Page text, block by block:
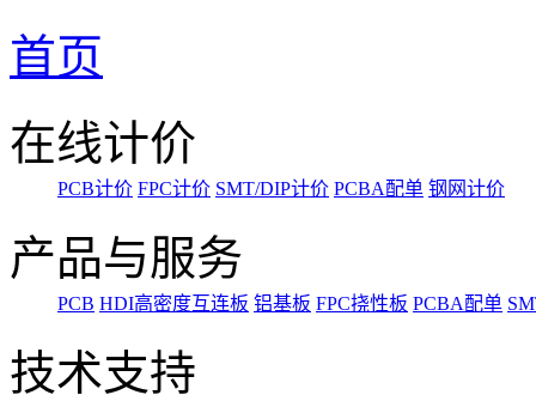
首页
在线计价
PCB计价 FPC计价 SMT/DIP计价 PCBA配单 钢网计价
产品与服务
PCB HDI高密度互连板 铝基板 FPC挠性板 PCBA配单
技术支持